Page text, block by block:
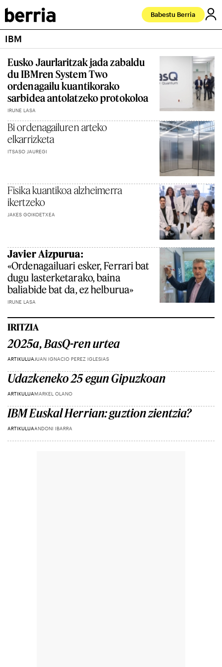
Babestu Berria
IBM
Eusko Jaurlaritzak jada zabaldu
du IBMren System Two
ordenagailu kuantikorako
sarbidea antolatzeko protokoloa
IRUNE LASA
Bi ordenagailuren arteko
elkarrizketa
ITSASO JAUREGI
Fisika kuantikoa alzheimerra
ikertzeko
JAKES GOIKOETXEA
Javier Aizpurua:
«Ordenagailuari esker, Ferrari bat
dugu lasterketarako, baina
baliabide bat da, ez helburua»
IRUNE LASA
IRITZIA
2025a, BasQ-ren urtea
ARTIKULUA JUAN IGNACIO PEREZ IGLESIAS
Udazkeneko 25 egun Gipuzkoan
ARTIKULUAMARKEL OLANO
IBM Euskal Herrian: guztion zientzia?
ARTIKULUAANDONI IBARRA